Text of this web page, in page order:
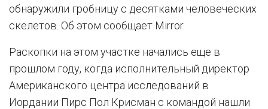
обнаружили гробницу с десятками человеческих
скелетов. Об этом сообщает Mirror.
Раскопки на этом участке начались еще в
прошлом году, когда исполнительный директор
Американского центра исследований в
Иордании Пирс Пол Крисман с командой нашли